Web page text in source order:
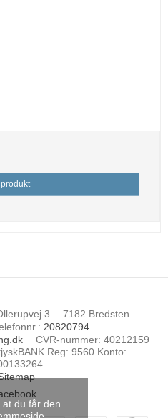
du får den
3
7182 Bredsten
: 20820794
CVR-nummer: 40212159
Reg: 9560 Konto: